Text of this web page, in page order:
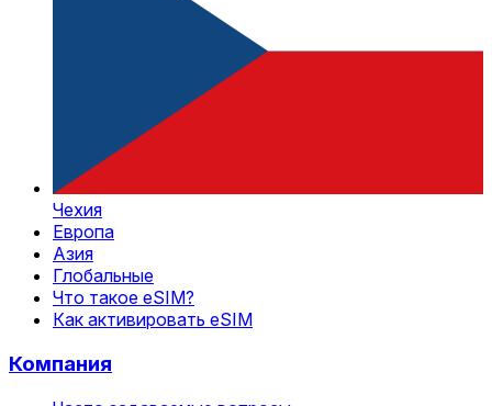
Чехия
Европа
Азия
Глобальные
Что такое eSIM?
Как активировать eSIM
Компания